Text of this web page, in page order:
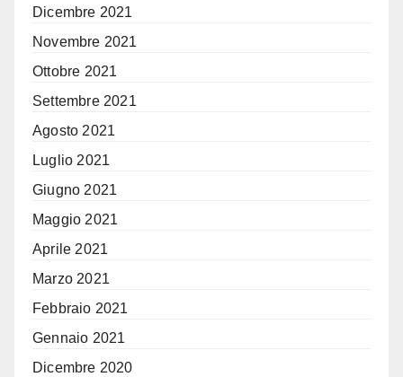
Dicembre 2021
Novembre 2021
Ottobre 2021
Settembre 2021
Agosto 2021
Luglio 2021
Giugno 2021
Maggio 2021
Aprile 2021
Marzo 2021
Febbraio 2021
Gennaio 2021
Dicembre 2020